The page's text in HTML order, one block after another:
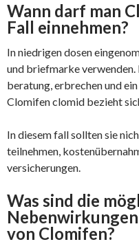
Wann darf man
Fall einnehmen?
In niedrigen dosen
und briefmarke
beratung, erbrechen und
Clomifen clomid bezieht
In diesem fall sollten sie
teilnehmen,
versicherungen.
Was sind die
von Clomifen?